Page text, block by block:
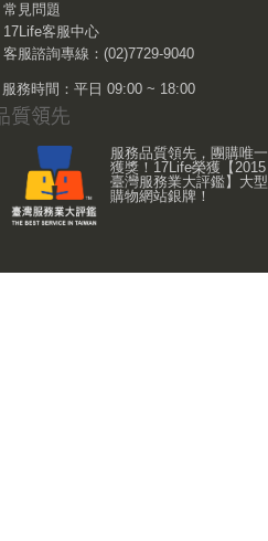
常見問題
17Life客服中心
客服諮詢專線：(02)7729-9040
服務時間：平日 09:00 ~ 18:00
服務品質領先，團購唯一
獲獎！17Life榮獲【2015
臺灣服務業大評鑑】大型
購物網站銀牌！